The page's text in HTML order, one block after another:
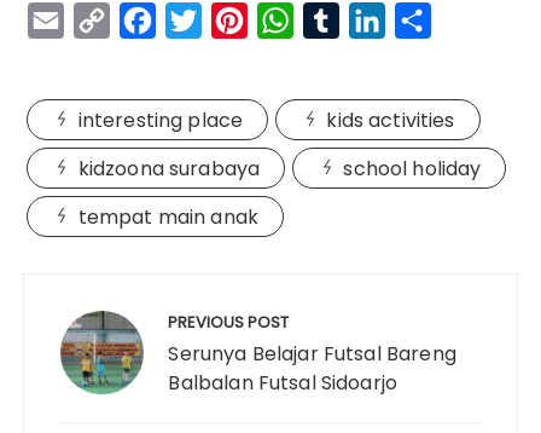
a
i
l
C
p
y
L
i
n
c
e
b
o
o
i
t
t
e
r
n
e
r
e
t
a
s
m
b
l
n
k
e
a
r
e
interesting place
kids activities
kidzoona surabaya
school holiday
tempat main anak
pos PREVIOUS POST
Serunya Belajar Futsal Bareng
Balbalan Futsal Sidoarjo